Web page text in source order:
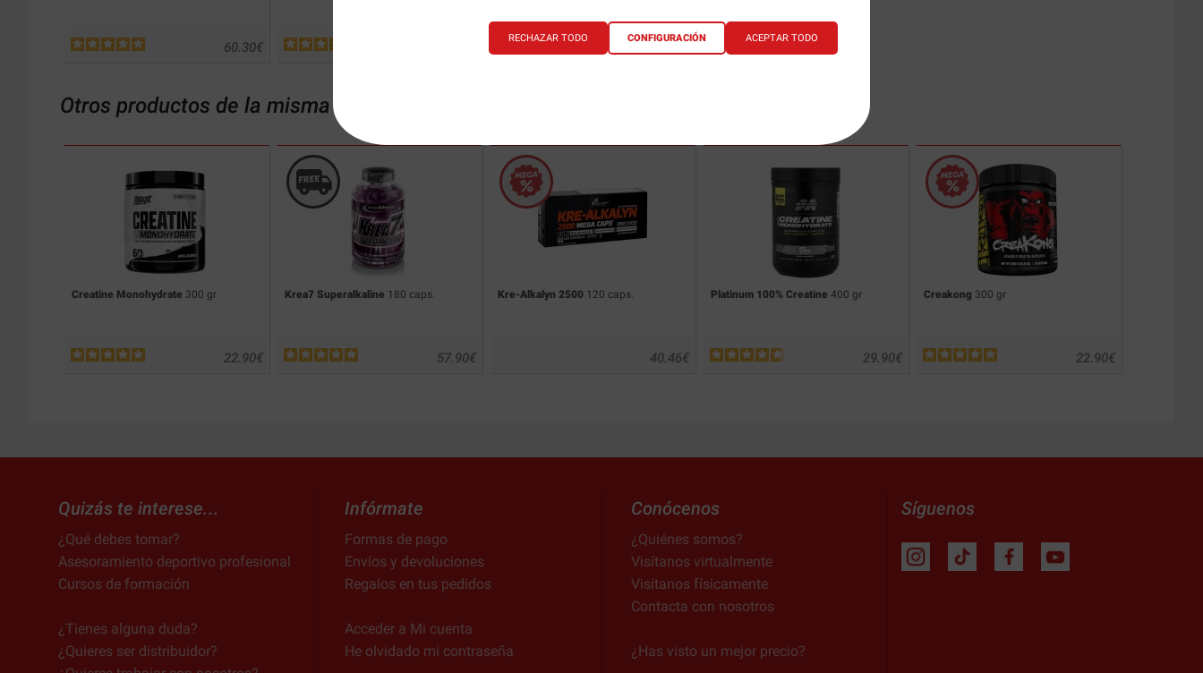
ACEPTAR TODO
RECHAZAR TODO CONFIGURACIÓN
€
60.30
Otros productos de la misma categoría
Creatine Monohydrate 300 gr
€
22.90
Krea7 Superalkaline 180 caps.
€
57.90
Kre-Alkalyn 2500 120 caps.
€
40.46
Platinum 100% Creatine 400 gr
€
29.90
Creakong 300 gr
€
22.90
Quizás te interese...
¿Qué debes tomar?
Asesoramiento deportivo profesional
Cursos de formación
¿Tienes alguna duda?
¿Quieres ser distribuidor?
Infórmate
Formas de pago
Envíos y devoluciones
Regalos en tus pedidos
Acceder a Mi cuenta
He olvidado mi contraseña
Conócenos
¿Quiénes somos?
Visítanos virtualmente
Visítanos físicamente
Contacta con nosotros
¿Has visto un mejor precio?
Síguenos